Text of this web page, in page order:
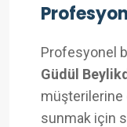
Profesyonel
Güdül
müşterilerine
sunmak için